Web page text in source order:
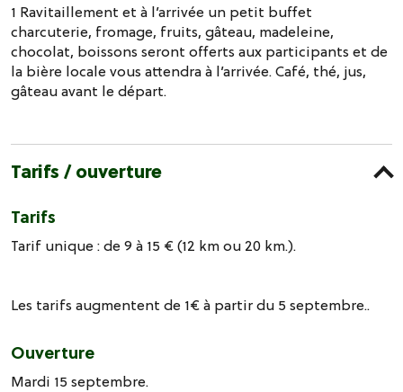
1 Ravitaillement et à l’arrivée un petit buffet
charcuterie, fromage, fruits, gâteau, madeleine,
chocolat, boissons seront offerts aux participants et de
la bière locale vous attendra à l’arrivée. Café, thé, jus,
gâteau avant le départ.
Tarifs / ouverture
Tarifs
Tarif unique : de 9 à 15 € (12 km ou 20 km.).
Les tarifs augmentent de 1€ à partir du 5 septembre..
Ouverture
Mardi 15 septembre.